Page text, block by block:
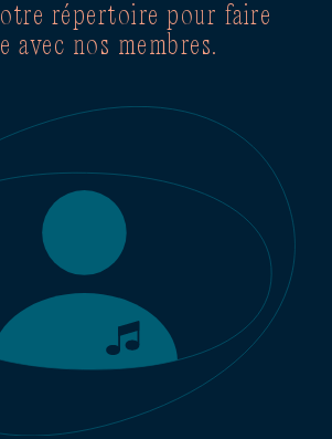
répertoire pour faire
avec nos membres.